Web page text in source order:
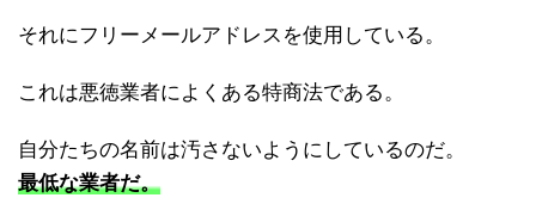
それにフリーメールアドレスを使用している。
これは悪徳業者によくある特商法である。
自分たちの名前は汚さないようにしているのだ。
最低な業者だ。